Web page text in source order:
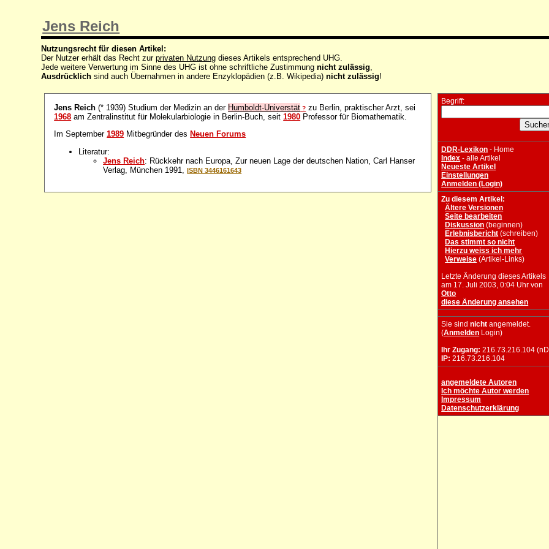
Jens Reich
Nutzungsrecht für diesen Artikel:
Der Nutzer erhält das Recht zurprivaten Nutzung dieses Artikels entsprechend UHG.
Jede weitere Verwertung im Sinne des UHG ist ohne schriftliche Zustimmungnicht zulässig
Ausdrücklich sind auch Übernahmen in andere Enzyklopädien (z.B. Wikipedia)nicht zulässig!
Jens Reich (* 1939) Studium der Medizin an der Humboldt-Universtät ? zu Berlin, praktischer Arzt, sei
1968 am Zentralinstitut für Molekularbiologie in Berlin-Buch, seit1980 Professor für Biomathematik.
Im September1989 Mitbegründer des Neuen Forums
Literatur:
Jens Reich: Rückkehr nach Europa, Zur neuen Lage der deutschen Nation, Carl Hanser
Verlag, München 1991,ISBN 3446161643
Begriff:
DDR-Lexikon - Home
Index - alle Artikel
Neueste Artikel
Einstellungen
Anmelden (Login)
Zu diesem Artikel:
Ältere Versionen
Seite bearbeiten
Diskussion (beginnen)
Erlebnisbericht (schreiben)
Das stimmt so nicht
Hierzu weiss ich mehr
Verweise (Artikel-Links)
Letzte Änderung dieses Artikels
am 17. Juli 2003, 0:04 Uhr von
Otto
diese Änderung ansehen
Sie sindnicht angemeldet.
(Anmelden Login)
Ihr Zugang: 216.73.216.104
IP: 216.73.216.104
angemeldete Autoren
Ich möchte Autor werden
Impressum
Datenschutzerklärung